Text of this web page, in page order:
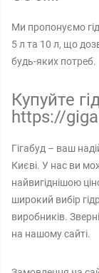
Ми пропонуємо
5 л та 10 л, що
будь-яких потреб.
Купуйте
https://
Гігабуд – ваш
Києві. У нас ви
найвигіднішою
широкий вибір
виробників.
на нашому сайті.